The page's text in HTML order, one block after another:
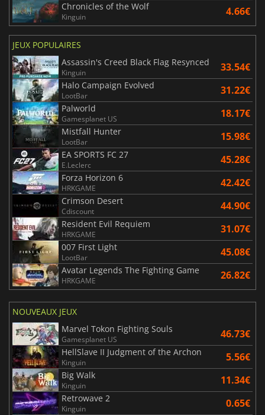
Chronicles of the Wolf
Kinguin 4.66€
JEUX POPULAIRES
Assassin's Creed Black Flag Resynced
Kinguin 33.54€
Halo Campaign Evolved
LootBar 31.22€
Palworld
Gamesplanet US 18.17€
Mistfall Hunter
LootBar 15.98€
EA SPORTS FC 27
E.Leclerc 45.28€
Forza Horizon 6
HRKGAME 42.42€
Crimson Desert
Cdiscount 44.90€
Resident Evil Requiem
HRKGAME 31.07€
007 First Light
LootBar 45.08€
Avatar Legends The Fighting Game
HRKGAME 26.82€
NOUVEAUX JEUX
Marvel Tokon Fighting Souls
Gamesplanet US 46.73€
HellSlave II Judgment of the Archon
Kinguin 5.56€
Big Walk
Kinguin 11.34€
Retrowave 2
Kinguin 0.65€